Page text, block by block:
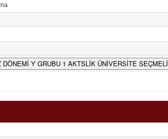
DÖNEMİ Y GRUBU 1 AKTSLİK ÜNİVERSİTE SEÇMELİ